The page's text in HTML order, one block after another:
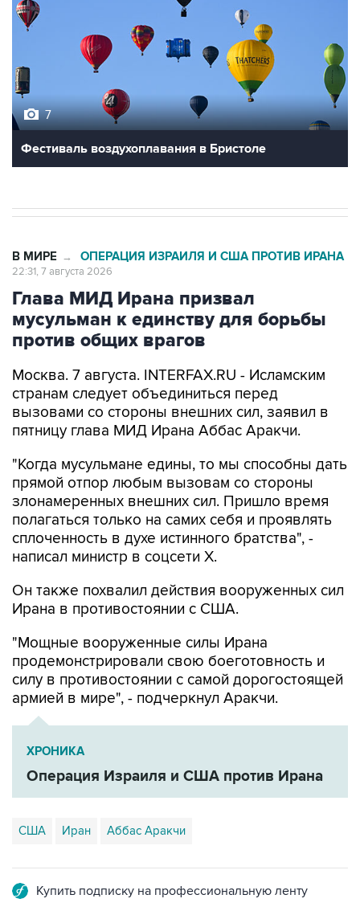
7
Фестиваль воздухоплавания в Бристоле
В МИРЕ → ОПЕРАЦИЯ ИЗРАИЛЯ И США ПРОТИВ ИРАНА
22:31, 7 августа 2026
Глава МИД Ирана призвал
мусульман к единству для борьбы
против общих врагов
Москва. 7 августа. INTERFAX.RU - Исламским
странам следует объединиться перед
вызовами со стороны внешних сил, заявил в
пятницу глава МИД Ирана Аббас Аракчи.
"Когда мусульмане едины, то мы способны дать
прямой отпор любым вызовам со стороны
злонамеренных внешних сил. Пришло время
полагаться только на самих себя и проявлять
сплоченность в духе истинного братства", -
написал министр в соцсети Х.
Он также похвалил действия вооруженных сил
Ирана в противостоянии с США.
"Мощные вооруженные силы Ирана
продемонстрировали свою боеготовность и
силу в противостоянии с самой дорогостоящей
армией в мире", - подчеркнул Аракчи.
ХРОНИКА
Операция Израиля и США против Ирана
США Иран Аббас Аракчи
Купить подписку на профессиональную ленту